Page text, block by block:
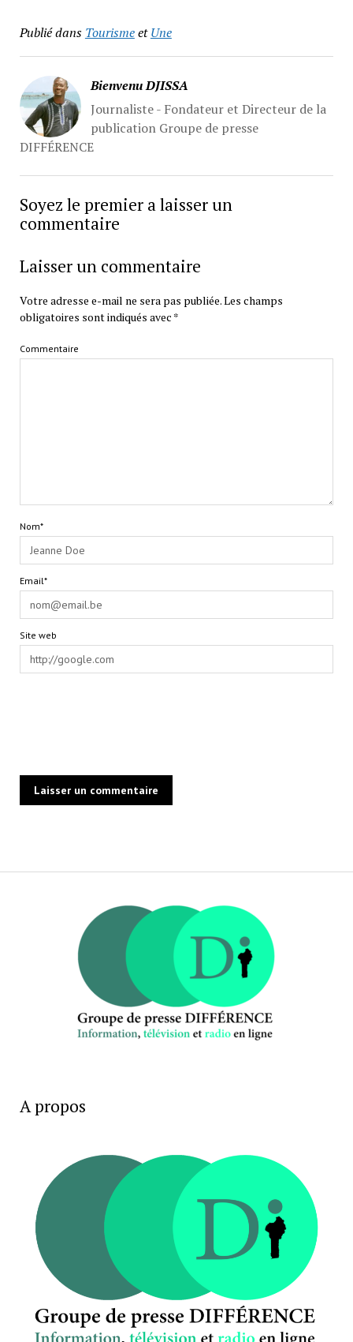
Publié dans TourismeetUne
Bienvenu DJISSA
Journaliste - Fondateur et Directeur de la
publication Groupe de presse
DIFFÉRENCE
Soyez le premier a laisser un
commentaire
Laisser un commentaire
Votre adresse e-mail ne sera pas publiée.Les champs
obligatoires sont indiqués avec *
Commentaire
Nom*
Email*
Site web
A propos